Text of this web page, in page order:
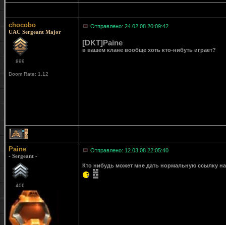
chocobo
UAC Sergeant Major
899
Doom Rate: 1.12
Отправлено: 24.02.08 20:09:42
[DKT]Paine
в вашем клане вообще хоть кто-нибуть играет?
2
Paine
- Sergeant -
406
Отправлено: 12.03.08 22:05:40
Кто нибудь может мне дать нормальную ссылку